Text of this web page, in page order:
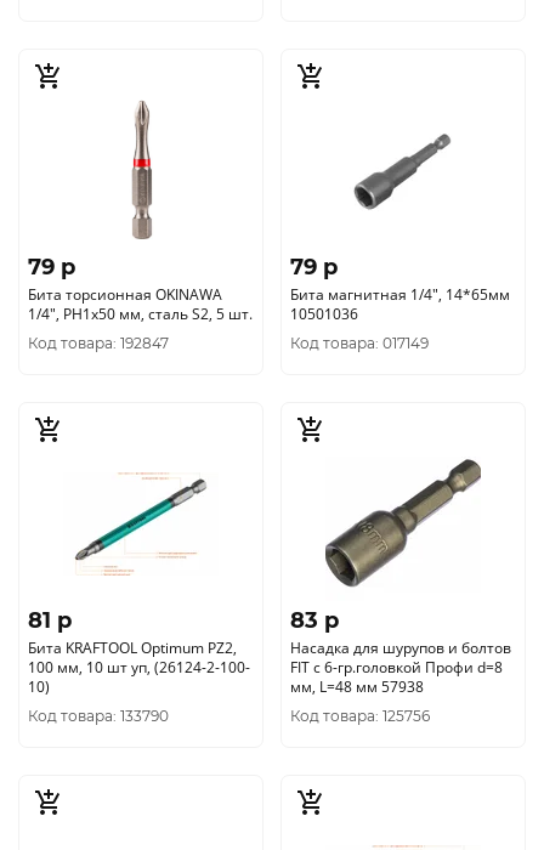
79 p
Бита торсионная OKINAWA
1/4", PH1x50 мм, сталь S2, 5 шт.
Код товара: 192847
79 p
Бита магнитная 1/4", 14*65мм
10501036
Код товара: 017149
81 p
Бита KRAFTOOL Optimum PZ2,
100 мм, 10 шт уп, (26124-2-100-
10)
Код товара: 133790
83 p
Насадка для шурупов и болтов
FIT с 6-гр.головкой Профи d=8
мм, L=48 мм 57938
Код товара: 125756